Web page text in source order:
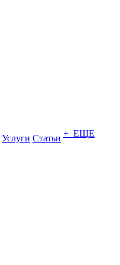
Услуги Статьи + ЕЩЕ